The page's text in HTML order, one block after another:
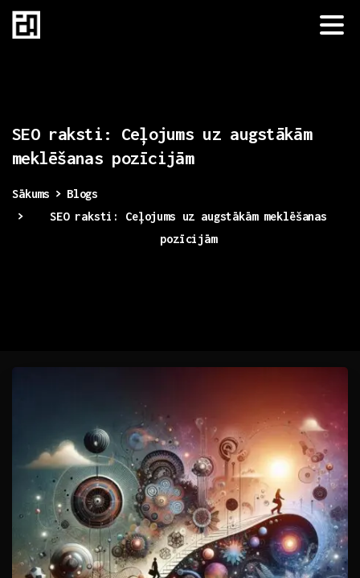
SEO raksti: Ceļojums uz augstākām
meklēšanas pozīcijām
Sākums
Blogs
SEO raksti: Ceļojums uz augstākām meklēšanas
pozīcijām